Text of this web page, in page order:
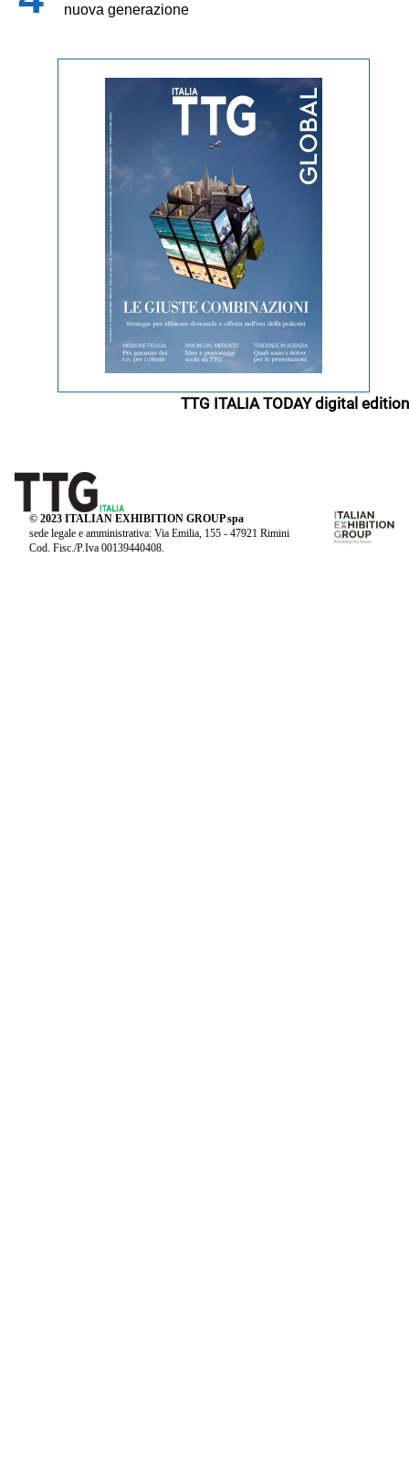
nuova generazione
TTG ITALIA TODAY digital edition
© 2023 ITALIAN EXHIBITION GROUP spa
sede legale e amministrativa: Via Emilia, 155 - 47921 Rimini
Cod. Fisc./P.Iva 00139440408.